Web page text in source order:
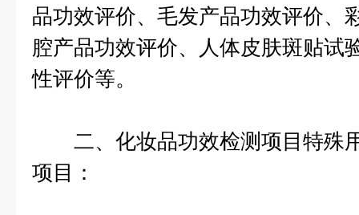
品功效评价、毛发产品功效评价、
腔产品功效评价、人体皮肤斑贴试
性评价等。
二、化妆品功效检测项目特殊
项目：